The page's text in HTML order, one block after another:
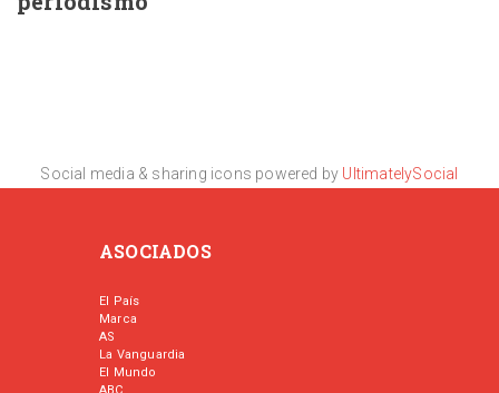
Social media & sharing icons powered by UltimatelySocial
ASOCIADOS
El País
Marca
AS
La Vanguardia
El Mundo
ABC